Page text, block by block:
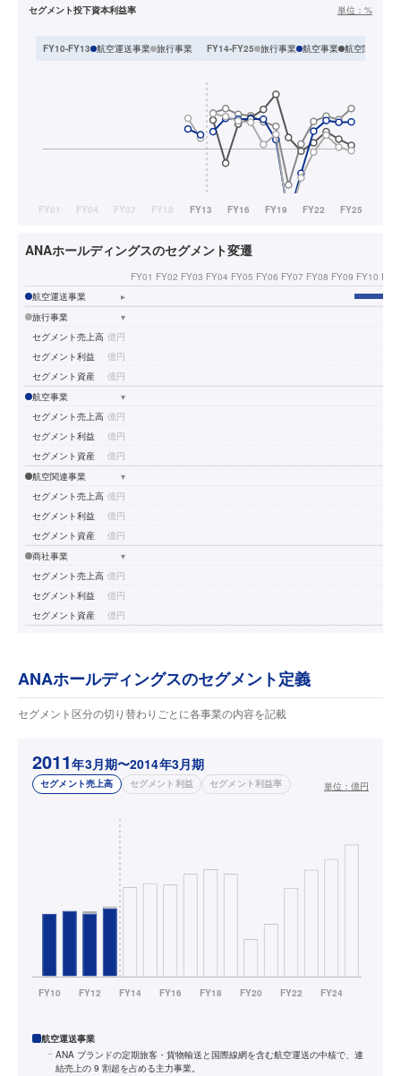
セグメント投下資本利益率 単位： %
FY10-FY13 航空運送事業 旅行事業 FY14-FY25 旅行事業 航空事業 航空関連事業
ANAホールディングスのセグメント変遷
FY01 FY02 FY03 FY04 FY05 FY06 FY07 FY08 FY09 FY10
航空運送事業
▸
旅行事業
▾
セグメント売上高 億円
セグメント利益
億円
セグメント資産
億円
航空事業
▾
セグメント売上高 億円
セグメント利益
億円
セグメント資産
億円
航空関連事業
▾
セグメント売上高 億円
セグメント利益
億円
セグメント資産
億円
商社事業
▾
セグメント売上高 億円
セグメント利益
億円
セグメント資産
億円
ANAホールディングスのセグメント定義
セグメント区分の切り替わりごとに各事業の内容を記載
2011年3月期〜2014年3月期
セグメント売上高 セグメント利益 セグメント利益率 単位： 億円
航空運送事業
ANA ブランドの定期旅客・貨物輸送と国際線網を含む航空運送の中核で、連
結売上の 9 割超を占める主力事業。